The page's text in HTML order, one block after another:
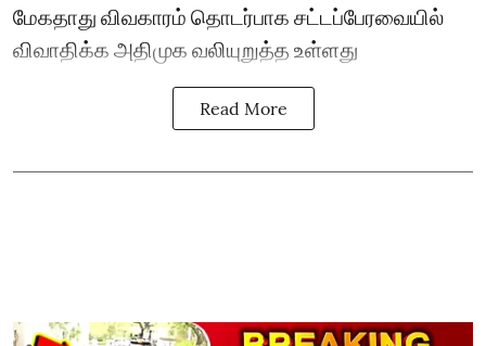
மேகதாது விவகாரம் தொடர்பாக சட்டப்பேரவையில்
விவாதிக்க அதிமுக வலியுறுத்த உள்ளது
Read More